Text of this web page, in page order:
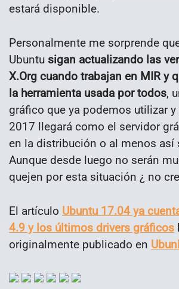
estará disponible.
Personalmente me sorprende
Ubuntu sigan actualizando las
X.Org cuando trabajan en MIR y
la herramienta usada por todos,
gráfico que ya podemos utilizar
2017 llegará como el servidor
en la distribución o al menos así
Aunque desde luego no serán
quejen por esta situación ¿ no
El artículo Ubuntu 17.04 ya
4.9 y los últimos drivers gráficos
originalmente publicado en